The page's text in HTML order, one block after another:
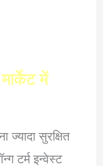
में
सुरक्षित
टर्म इन्वेस्ट